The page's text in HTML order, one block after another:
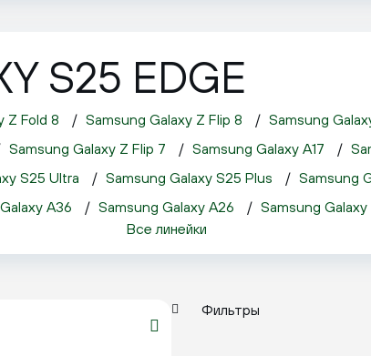
S25 EDGE
Z Fold 8 / Samsung Galaxy Z Flip 8 / Samsung
Samsung Galaxy Z Flip 7 / Samsung Galaxy A17 /
S25 Ultra / Samsung Galaxy S25 Plus / Samsung
A36
/ Samsung Galaxy A26 / Samsung Galaxy
Все линейки
Фильтры